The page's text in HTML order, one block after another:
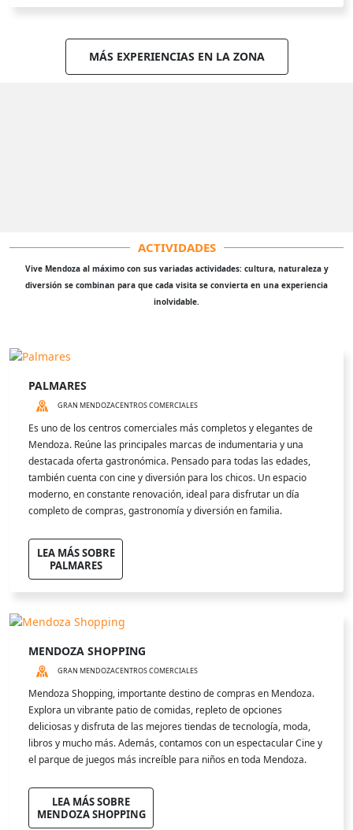
MÁS EXPERIENCIAS EN LA ZONA
ACTIVIDADES
Vive Mendoza al máximo con sus variadas actividades: cultura, naturaleza y
diversión se combinan para que cada visita se convierta en una experiencia
inolvidable.
PALMARES
GRAN MENDOZACENTROS COMERCIALES
Es uno de los centros comerciales más completos y elegantes de
Mendoza. Reúne las principales marcas de indumentaria y una
destacada oferta gastronómica. Pensado para todas las edades,
también cuenta con cine y diversión para los chicos. Un espacio
moderno, en constante renovación, ideal para disfrutar un día
completo de compras, gastronomía y diversión en familia.
LEA MÁS SOBRE
PALMARES
MENDOZA SHOPPING
GRAN MENDOZACENTROS COMERCIALES
Mendoza Shopping, importante destino de compras en Mendoza.
Explora un vibrante patio de comidas, repleto de opciones
deliciosas y disfruta de las mejores tiendas de tecnología, moda,
libros y mucho más. Además, contamos con un espectacular Cine y
el parque de juegos más increíble para niños en toda Mendoza.
LEA MÁS SOBRE
MENDOZA SHOPPING